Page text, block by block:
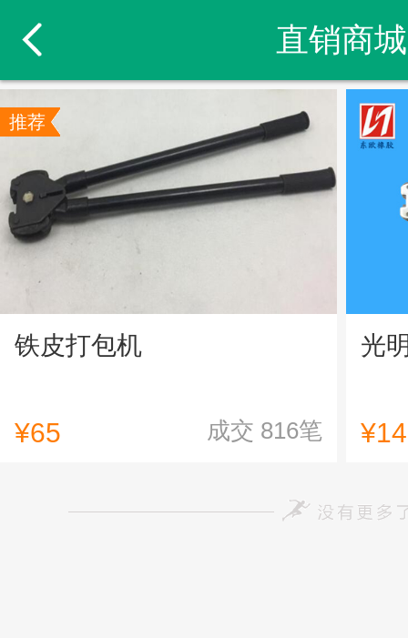
直销商城
推荐
铁皮打包机
¥65 成交 816笔
光